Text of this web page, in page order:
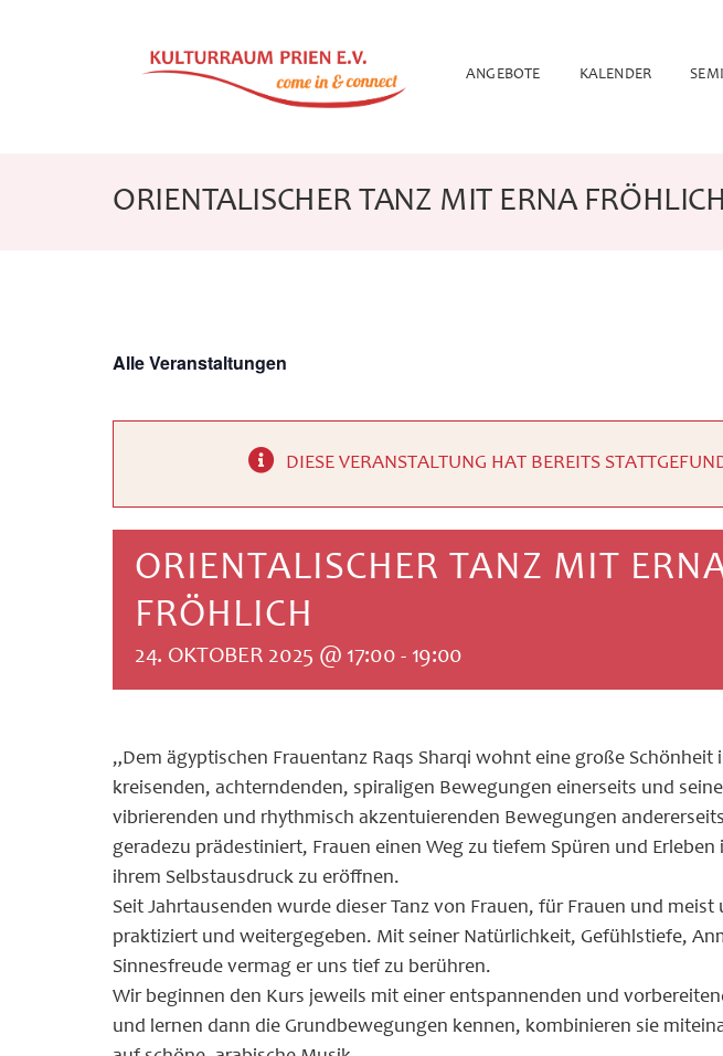
ANGEBOTE KALENDER
ORIENTALISCHER TANZ MIT ERNA FRÖHLICH
Alle Veranstaltungen
DIESE VERANSTALTUNG HAT BEREITS
ORIENTALISCHER TANZ MIT
FRÖHLICH
24. OKTOBER 2025 @ 17:00 - 19:00
„Dem ägyptischen Frauentanz Raqs Sharqi wohnt eine große Schönheit
kreisenden, achterndenden, spiraligen Bewegungen einerseits und
vibrierenden und rhythmisch akzentuierenden Bewegungen
geradezu prädestiniert, Frauen einen Weg zu tiefem Spüren und Erleben
ihrem Selbstausdruck zu eröffnen.
Seit Jahrtausenden wurde dieser Tanz von Frauen, für Frauen und meist
praktiziert und weitergegeben. Mit seiner Natürlichkeit, Gefühlstiefe,
Sinnesfreude vermag er uns tief zu berühren.
Wir beginnen den Kurs jeweils mit einer entspannenden und
und lernen dann die Grundbewegungen kennen, kombinieren sie